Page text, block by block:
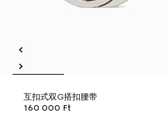
互扣式双G搭扣腰带
160 000 Ft